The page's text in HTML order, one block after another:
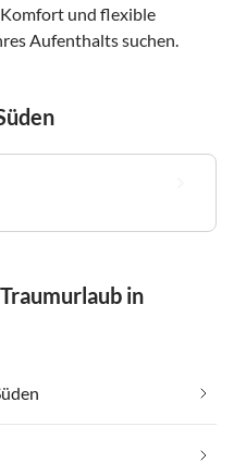
und flexible
Aufenthalts suchen.
in